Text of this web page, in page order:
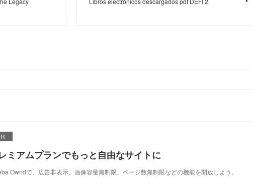
ミアムプランでもっと自由なサイトに
Owndで、広告非表示、画像容量無制限、ページ数無制限などの機能を開放しよう。